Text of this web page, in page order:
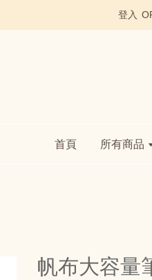
登入
首頁 所有商品
帆布大容量